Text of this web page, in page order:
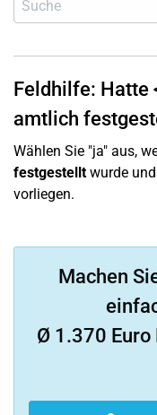
Feldhilfe: Hatte
amtlich
Wählen Sie "ja" aus,
festgestelltwurde und
vorliegen.
Machen
Ø 1.370 Euro